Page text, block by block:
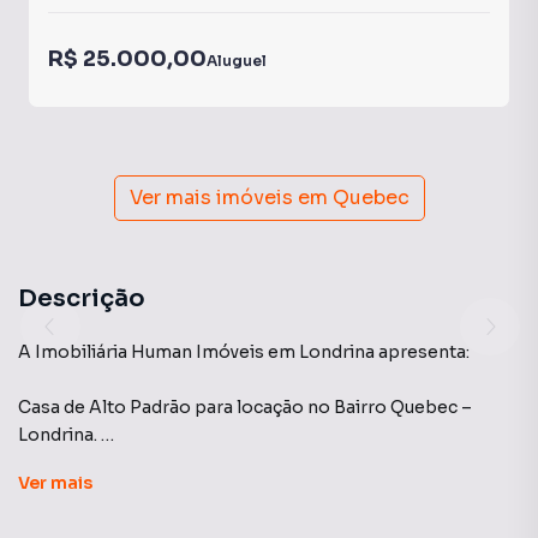
R$ 25.000,00Aluguel
Ver mais imóveis em Quebec
Descrição
A Imobiliária Human Imóveis em Londrina apresenta:
Casa de Alto Padrão para locação no Bairro Quebec –
Londrina.
Se você busca conforto, exclusividade e uma localização
Ver mais